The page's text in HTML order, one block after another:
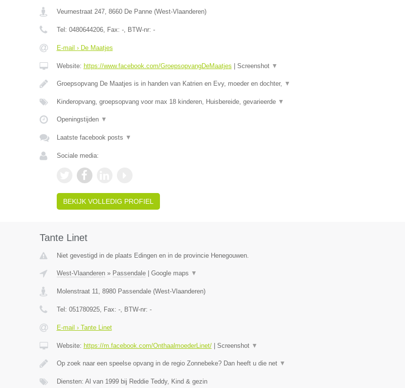
Veurnestraat 247, 8660 De Panne(West-Vlaanderen)
Tel: 0480644206, Fax: -, BTW-nr: -
E-mail › De Maatjes
Website: https://www.facebook.com/GroepsopvangDeMaatjes Screenshot ▼
Groepsopvang De Maatjes is in handen van Katrien en Evy, moeder en dochter, ▼
Kinderopvang, groepsopvang voor max 18 kinderen, Huisbereide, gevarieerde ▼
Openingstijden ▼
Laatste facebook posts ▼
Sociale media:
BEKIJK VOLLEDIG PROFIEL
Tante Linet
Niet gevestigd in de plaats Edingen en in de provincie Henegouwen.
West-Vlaanderen» Passendale| Google maps ▼
Molenstraat 11, 8980 Passendale(West-Vlaanderen)
Tel: 051780925, Fax: -, BTW-nr: -
E-mail › Tante Linet
Website: https://m.facebook.com/OnthaalmoederLinet/| Screenshot ▼
Op zoek naar een speelse opvang in de regio Zonnebeke? Dan heeft u die net ▼
Diensten: Al van 1999 bij Reddie Teddy, Kind & gezin